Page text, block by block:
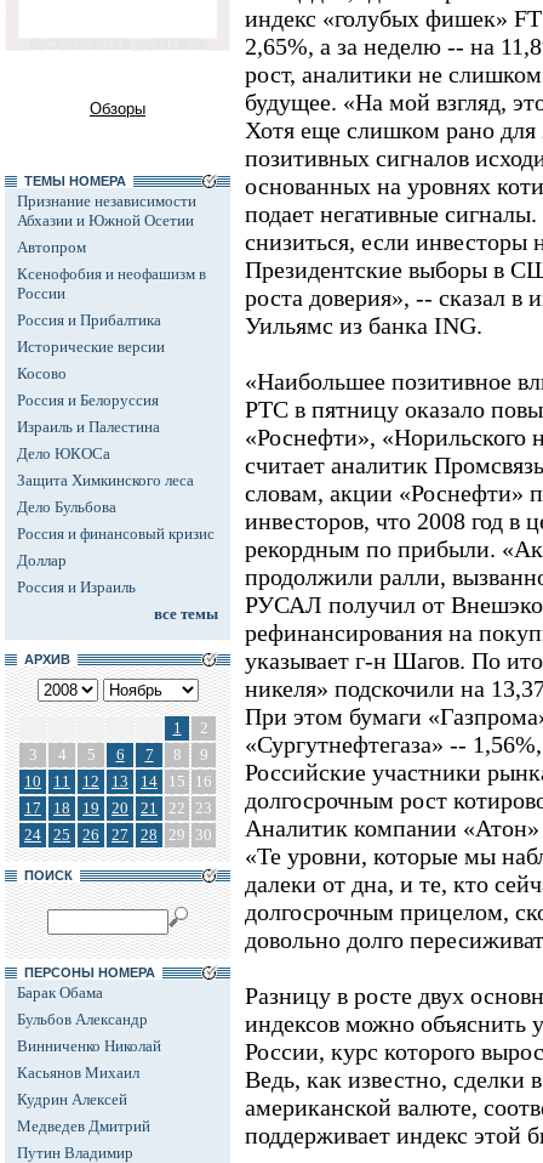
Обзоры
ТЕМЫ НОМЕРА
Признание независимости
Абхазии и Южной Осетии
Автопром
Ксенофобия и неофашизм в
России
Россия и Прибалтика
Исторические версии
Косово
Россия и Белоруссия
Израиль и Палестина
Дело ЮКОСа
Защита Химкинского леса
Дело Бульбова
Россия и финансовый кризис
Доллар
Россия и Израиль
все темы
АРХИВ
1
2
3
4 5 6 7 8
9
10
11 12 13 14 15
16
17
18 19 20 21 22 23
24
25 26 27 28 29 30
ПОИСК
ПЕРСОНЫ НОМЕРА
Барак Обама
Бульбов Александр
Винниченко Николай
Касьянов Михаил
Кудрин Алексей
Медведев Дмитрий
Путин Владимир
индекс «голубых фишек»
2,65%, а за неделю -- на
рост, аналитики не
будущее. «На мой взгляд,
Хотя еще слишком рано
позитивных сигналов
основанных на уровнях
подает негативные
снизиться, если инвесторы
Президентские выборы в
роста доверия», -- сказал в
Уильямс из банка ING.
«Наибольшее позитивное
РТС в пятницу оказало
«Роснефти», «Норильского
считает аналитик
словам, акции «Роснефти»
инвесторов, что 2008 год в
рекордным по прибыли.
продолжили ралли,
РУСАЛ получил от
рефинансирования на
указывает г-н Шагов. По
никеля» подскочили на
При этом бумаги
«Сургутнефтегаза» --
Российские участники
долгосрочным рост
Аналитик компании
«Те уровни, которые мы
далеки от дна, и те, кто
долгосрочным прицелом,
довольно долго
Разницу в росте двух
индексов можно объяснить
России, курс которого
Ведь, как известно, сделки
американской валюте,
поддерживает индекс этой